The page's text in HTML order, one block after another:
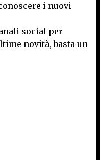
i nuovi
social per
novità, basta un